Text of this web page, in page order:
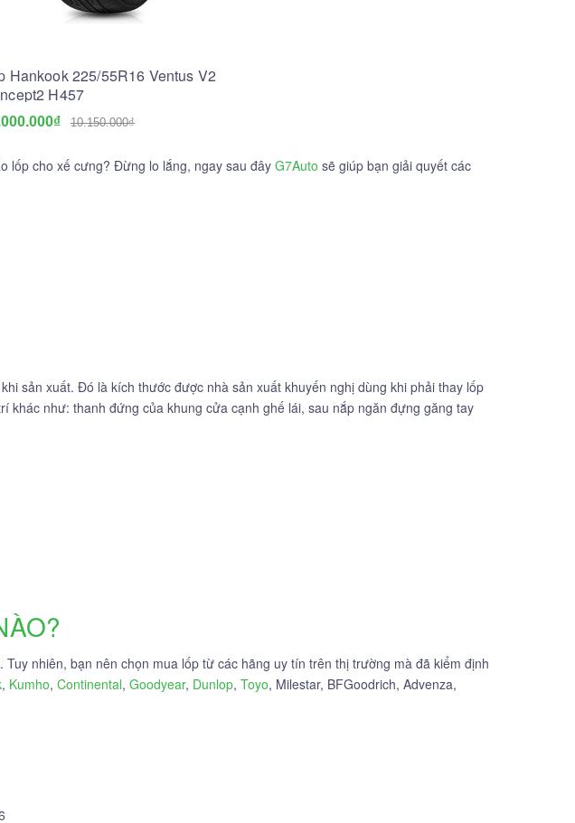
Hankook 225/55R16 Ventus V2
H457
10.150.000₫
lốp cho xế cưng? Đừng lo lắng, ngay sau đây G7Auto sẽ giúp bạn giải quyết các
sản xuất. Đó là kích thước được nhà sản xuất khuyến nghị dùng khi phải thay lốp
như: thanh đứng của khung cửa cạnh ghế lái, sau nắp ngăn đựng găng tay
nhiên, bạn nên chọn mua lốp từ các hãng uy tín trên thị trường mà đã kiểm định
, Kumho, Continental, Goodyear, Dunlop, Toyo, Milestar, BFGoodrich, Advenza,